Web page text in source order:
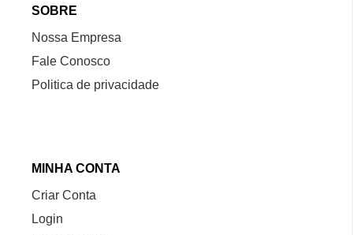
SOBRE
Nossa Empresa
Fale Conosco
Politica de privacidade
MINHA CONTA
Criar Conta
Login